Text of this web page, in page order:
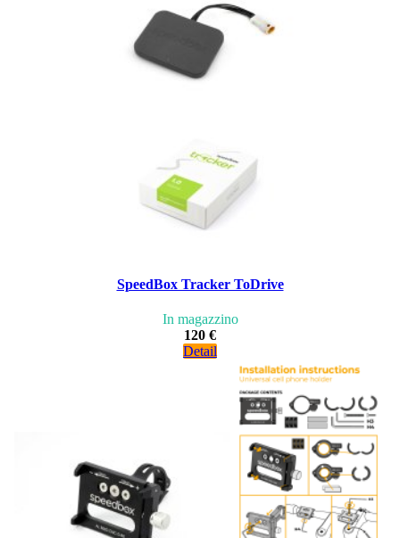
SpeedBox Tracker ToDrive
In magazzino
120 €
Detail